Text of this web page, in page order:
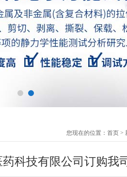
您现在的位置： 首页 >
科技有限公司订购我